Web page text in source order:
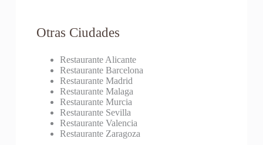
Otras Ciudades
Restaurante Alicante
Restaurante Barcelona
Restaurante Madrid
Restaurante Malaga
Restaurante Murcia
Restaurante Sevilla
Restaurante Valencia
Restaurante Zaragoza